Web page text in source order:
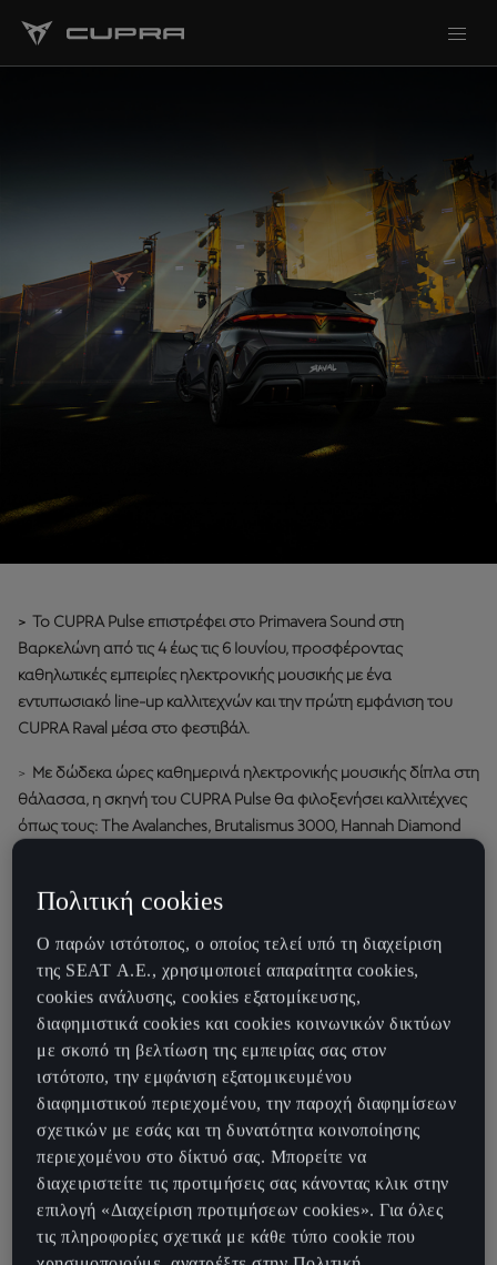
> To CUPRA Pulse επιστρέφει στο Primavera Sound στη
Βαρκελώνη από τις 4 έως τις 6 Ιουνίου, προσφέροντας
καθηλωτικές εμπειρίες ηλεκτρονικής μουσικής με ένα
εντυπωσιακό line-up καλλιτεχνών και την πρώτη εμφάνιση του
CUPRA Raval μέσα στο φεστιβάλ.
> Με δώδεκα ώρες καθημερινά ηλεκτρονικής μουσικής δίπλα στη
θάλασσα, η σκηνή του CUPRA Pulse θα φιλοξενήσει καλλιτέχνες
όπως τους: The Avalanches, Brutalismus 3000, Hannah Diamond
πρόγραμμα και θα φιλοξενήσει τις τελευταίες εμφανίσεις κάθε
βραδιάς του φεστιβάλ.
Η CUPRA συνεχίζει να γιορτάζει τη δύναμη της μουσικής,
αποτελώντας για μία ακόμη χρονιά τον ηλεκτρονικό παλμό του
Primavera SoundτηςΒαρκελώνηςμέσω τουCUPRA Pulse
την επιτυχημένη πρώτη παρουσία του στο περσινό φεστιβάλ, ο
ειδικά διαμορφωμένος χώρος επιστρέφει στο παραλιακό
μέτωπο της Βαρκελώνης από τις 4 έως τις 6 Ιουνίου,
προσφέροντας μια καθηλωτική εμπειρία open-air club με
κορυφαίους καλλιτέχνες, απρόβλεπτες εμφανίσεις και ένα
ξεχωριστό πρόγραμμα για την τελευταία ημέρα.
Πολιτική cookies
Ο παρών ιστότοπος, ο οποίος τελεί υπό τη διαχείριση
της SEAT Α.Ε., χρησιμοποιεί απαραίτητα cookies,
cookies ανάλυσης, cookies εξατομίκευσης,
διαφημιστικά cookies και cookies κοινωνικών δικτύων
με σκοπό τη βελτίωση της εμπειρίας σας στον
ιστότοπο, την εμφάνιση εξατομικευμένου
διαφημιστικού περιεχομένου, την παροχή διαφημίσεων
σχετικών με εσάς και τη δυνατότητα κοινοποίησης
περιεχομένου στο δίκτυό σας. Μπορείτε να
διαχειριστείτε τις προτιμήσεις σας κάνοντας κλικ στην
επιλογή «Διαχείριση προτιμήσεων cookies». Για όλες
τις πληροφορίες σχετικά με κάθε τύπο cookie που